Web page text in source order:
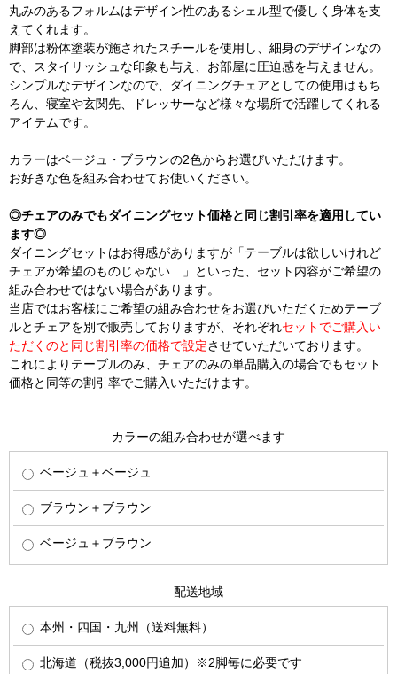
丸みのあるフォルムはデザイン性のあるシェル型で優しく身体を支
えてくれます。
脚部は粉体塗装が施されたスチールを使用し、細身のデザインなの
で、スタイリッシュな印象も与え、お部屋に圧迫感を与えません。
シンプルなデザインなので、ダイニングチェアとしての使用はもち
ろん、寝室や玄関先、ドレッサーなど様々な場所で活躍してくれる
アイテムです。
カラーはベージュ・ブラウンの2色からお選びいただけます。
お好きな色を組み合わせてお使いください。
◎チェアのみでもダイニングセット価格と同じ割引率を適用してい
ます◎
ダイニングセットはお得感がありますが「テーブルは欲しいけれど
チェアが希望のものじゃない…」といった、セット内容がご希望の
組み合わせではない場合があります。
当店ではお客様にご希望の組み合わせをお選びいただくためテーブ
ルとチェアを別で販売しておりますが、それぞれセットでご購入い
ただくのと同じ割引率の価格で設定させていただいております。
これによりテーブルのみ、チェアのみの単品購入の場合でもセット
価格と同等の割引率でご購入いただけます。
カラーの組み合わせが選べます
ベージュ＋ベージュ
ブラウン＋ブラウン
ベージュ＋ブラウン
配送地域
本州・四国・九州（送料無料）
北海道（税抜3,000円追加）※2脚毎に必要です